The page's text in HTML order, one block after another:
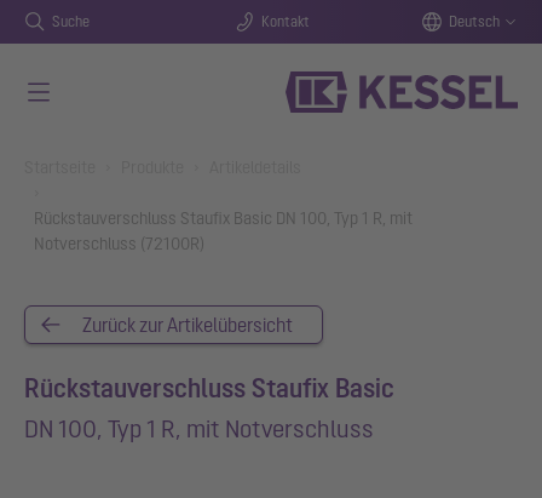
Suche Kontakt Deutsch
Rückstauverschluss Staufix Basic DN 100, Typ 1 R, mit
Notverschluss (72100R)
Zurück zur Artikelübersicht
Rückstauverschluss Staufix Basic
DN 100, Typ 1 R, mit Notverschluss